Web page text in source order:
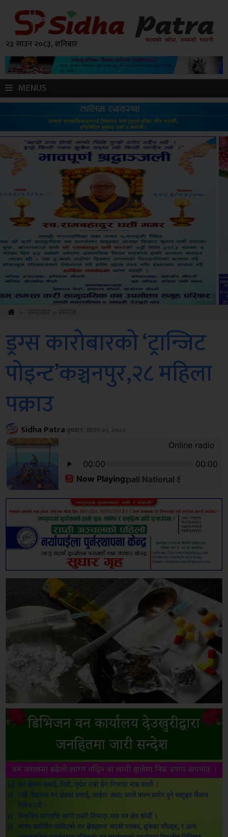
२३ साउन २०८३, शनिबार
MENUS
Sdc
ड्रग्स कारोबारको ‘ट्रान्जिट
पोइन्ट’कञ्चनपुर,२८ महिला
पक्राउ
Sidha Patraबुधबार, साउन ०३, २०८०